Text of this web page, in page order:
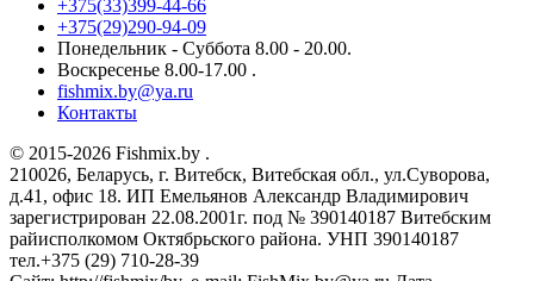
+375(33)399-44-66
+375(29)290-94-09
Понедельник - Суббота 8.00 - 20.00.
Воскресенье 8.00-17.00 .
fishmix.by@ya.ru
Контакты
© 2015-2026 Fishmix.by .
210026, Беларусь, г. Витебск, Витебская обл., ул.Суворова,
д.41, офис 18. ИП Емельянов Александр Владимирович
зарегистрирован 22.08.2001г. под № 390140187 Витебским
райисполкомом Октябрьского района. УНП 390140187
тел.+375 (29) 710-28-39